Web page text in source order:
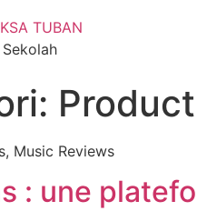
Music Reviews
: une